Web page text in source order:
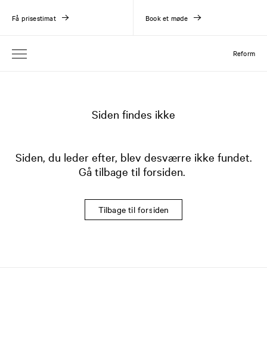
Reform
Få prisestimat Book et møde
Siden findes ikke
Siden, du leder efter, blev desværre ikke fundet.
Gå tilbage til forsiden.
Tilbage til forsiden